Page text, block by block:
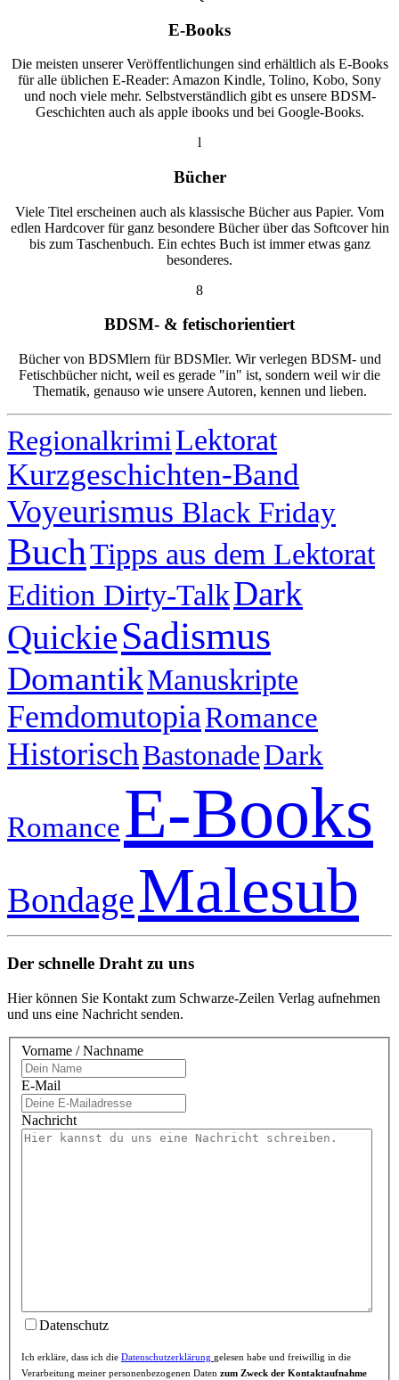
E-Books
Die meisten unserer Veröffentlichungen sind erhältlich als E-Books
für alle üblichen E-Reader: Amazon Kindle, Tolino, Kobo, Sony
und noch viele mehr. Selbstverständlich gibt es unsere BDSM-
Geschichten auch als apple ibooks und bei Google-Books.
l
Bücher
Viele Titel erscheinen auch als klassische Bücher aus Papier. Vom
edlen Hardcover für ganz besondere Bücher über das Softcover hin
bis zum Taschenbuch. Ein echtes Buch ist immer etwas ganz
besonderes.
8
BDSM- & fetischorientiert
Bücher von BDSMlern für BDSMler. Wir verlegen BDSM- und
Fetischbücher nicht, weil es gerade "in" ist, sondern weil wir die
Thematik, genauso wie unsere Autoren, kennen und lieben.
Regionalkrimi Lektorat
Kurzgeschichten-Band
Voyeurismus Black Friday
BuchTipps aus dem Lektorat
Edition Dirty-TalkDark
QuickieSadismus
DomantikManuskripte
FemdomutopiaRomance
HistorischBastonadeDark
RomanceE-Books
BondageMalesub
Der schnelle Draht zu uns
Hier können Sie Kontakt zum Schwarze-Zeilen Verlag aufnehmen
und uns eine Nachricht senden.
Vorname / Nachname
E-Mail
Nachricht
Datenschutz
Ich erkläre, dass ich die Datenschutzerklärung gelesen habe und freiwillig in die
Verarbeitung meiner personenbezogenen Daten zum Zweck der Kontaktaufnahme